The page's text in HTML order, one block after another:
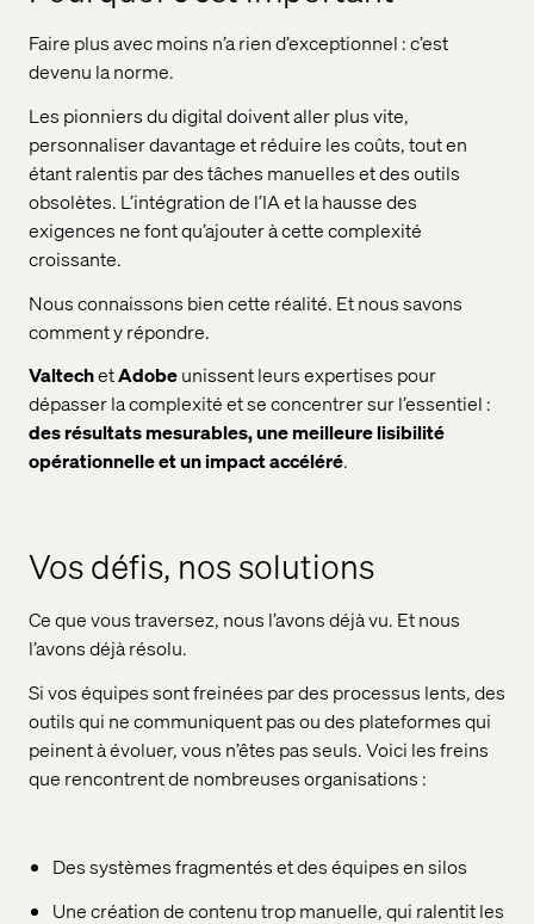
Faire plus avec moins n’a rien d’exceptionnel : c’est
devenu la norme.
Les pionniers du digital doivent aller plus vite,
personnaliser davantage et réduire les coûts, tout en
étant ralentis par des tâches manuelles et des outils
obsolètes. L’intégration de l’IA et la hausse des
exigences ne font qu’ajouter à cette complexité
croissante.
Nous connaissons bien cette réalité. Et nous savons
comment y répondre.
ValtechetAdobeunissent leurs expertises pour
dépasser la complexité et se concentrer sur l’essentiel :
des résultats mesurables, une meilleure lisibilité
opérationnelle et un impact accéléré.
Vos défis, nos solutions
Ce que vous traversez, nous l’avons déjà vu. Et nous
l’avons déjà résolu.
Si vos équipes sont freinées par des processus lents, des
outils qui ne communiquent pas ou des plateformes qui
peinent à évoluer, vous n’êtes pas seuls. Voici les freins
que rencontrent de nombreuses organisations :
Des systèmes fragmentés et des équipes en silos
Une création de contenu trop manuelle, qui ralentit les